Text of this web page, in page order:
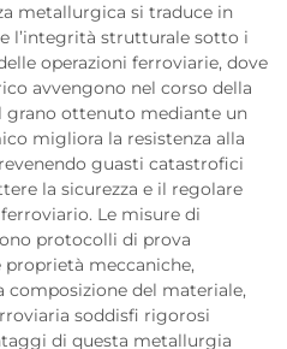
metallurgica si traduce in
l’integrità strutturale sotto i
operazioni ferroviarie, dove
avvengono nel corso della
grano ottenuto mediante un
migliora la resistenza alla
guasti catastrofici
la sicurezza e il regolare
Le misure di
protocolli di prova
meccaniche,
composizione del materiale,
soddisfi rigorosi
di questa metallurgia